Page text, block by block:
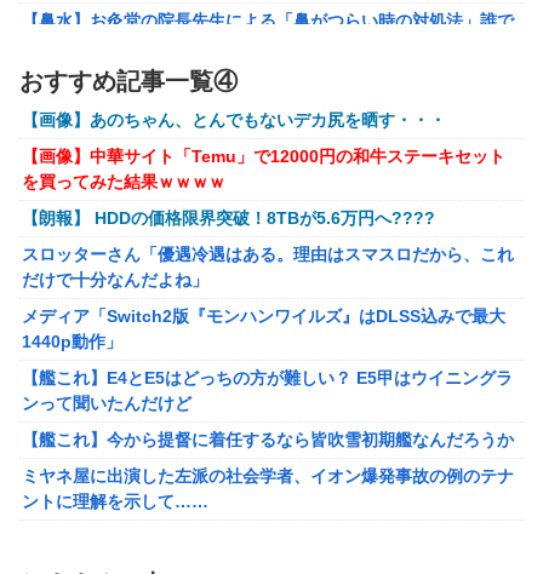
【画像】『金田一少年の事件簿』で好きな死体ランキング１
位がこちら！
【ウマ娘】夜に食べるアイスおいち！「きーん」ってする
ち。
【にじさんじ】本日20時から、ののはとあゆゆでコラボ！
部屋作りゲーム、確率で出現するイカを見るとクラッシュす
る不具合が発生
【鼻水】お灸堂の院長先生による「鼻がつらい時の対処法」誰で
メディア「Switch2版『モンハンワイルズ』はDLSS込みで最大
1440p動作」
【艦これ】E4とE5はどっちの方が難しい？ E5甲はウイニングラ
ンって聞いたんだけど
【艦これ】今から提督に着任するなら皆吹雪初期艦なんだろうか
【ライザのアトリエ】キューズQ「ライザ(ライザリン・シュタウ
ト)ウェディングStyle」フィギュア【予約開始】
【〈物語〉シリーズ】セガ「忍野忍」「斧乃木余接」プライズフ
ィギュア【彩色原型公開】
【バンダイ】「食玩」「プライズ」「ガシャポン」2026年8月発
売商品【発売スケジュール】
結婚相談所職員さん、子なし女にド正論を述べてしまう…
週間少年ジャンプのグッズ(43億円分)を注文してキャンセルした
32歳女が逮捕
今年3月のベントレーひき逃げ事件で逮捕された男、韓国籍だっ
おすすめ記事一覧④
【画像】あのちゃん、とんでもないデカ尻を晒す・・・
【画像】中華サイト「Temu」で12000円の和牛ステーキセット
を買ってみた結果ｗｗｗｗ
【朗報】 HDDの価格限界突破！8TBが5.6万円へ????
スロッターさん「優遇冷遇はある。理由はスマスロだから、これ
だけで十分なんだよね」
メディア「Switch2版『モンハンワイルズ』はDLSS込みで最大
1440p動作」
【艦これ】E4とE5はどっちの方が難しい？ E5甲はウイニングラ
ンって聞いたんだけど
【艦これ】今から提督に着任するなら皆吹雪初期艦なんだろうか
ミヤネ屋に出演した左派の社会学者、イオン爆発事故の例のテナ
ントに理解を示して……